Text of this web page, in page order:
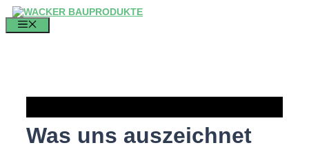
Zum
Inhalt
springen
Was uns auszeichnet